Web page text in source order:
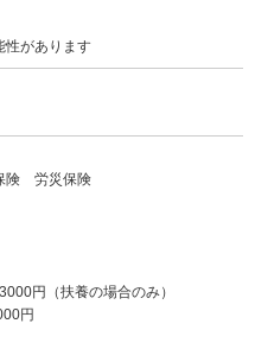
性があります
険 労災保険
円（扶養の場合のみ）
円